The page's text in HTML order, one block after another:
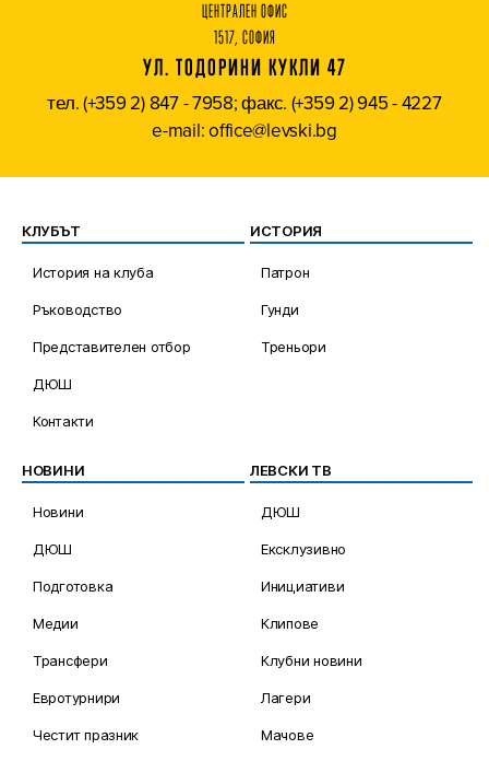
ЦЕНТРАЛЕН ОФИС
1517, СОФИЯ
УЛ. ТОДОРИНИ КУКЛИ 47
тел. (+359 2) 847 - 7958; факс. (+359 2) 945 - 4227
e-mail: office@levski.bg
КЛУБЪТ
История на клуба
Ръководство
Представителен отбор
ДЮШ
Контакти
ИСТОРИЯ
Патрон
Гунди
Треньори
НОВИНИ
Новини
ДЮШ
Подготовка
Медии
Трансфери
Евротурнири
Честит празник
ЛЕВСКИ ТВ
ДЮШ
Ексклузивно
Инициативи
Клипове
Клубни новини
Лагери
Мачове